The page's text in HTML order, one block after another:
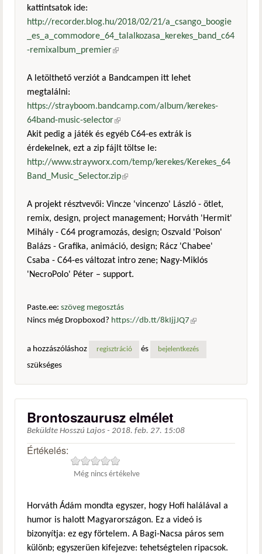
kattintsatok ide:
http://recorder.blog.hu/2018/02/21/a_csango_boogie
_es_a_commodore_64_talalkozasa_kerekes_band_c64
-remixalbum_premier(külső hivatkozás)
A letölthető verziót a Bandcampen itt lehet
megtalálni:
https://strayboom.bandcamp.com/album/kerekes-
64band-music-selector(külső hivatkozás)
Akit pedig a játék és egyéb C64-es extrák is
érdekelnek, ezt a zip fájlt töltse le:
http://www.strayworx.com/temp/kerekes/Kerekes_64
Band_Music_Selector.zip(külső hivatkozás)
A projekt résztvevői: Vincze 'vincenzo' László - ötlet,
remix, design, project management; Horváth 'Hermit'
Mihály - C64 programozás, design; Oszvald 'Poison'
Balázs - Grafika, animáció, design; Rácz 'Chabee'
Csaba - C64-es változat intro zene; Nagy-Miklós
'NecroPolo' Péter – support.
Paste.ee: szöveg megosztás
Nincs még Dropboxod? https://db.tt/8kIjjJQ7 (külső
a hozzászóláshoz
regisztráció és bejelentkezés
szükséges
Brontoszaurusz elmélet
Beküldte Hosszú Lajos - 2018. feb. 27. 15:08
Értékelés:
Még nincs értékelve
Horváth Ádám mondta egyszer, hogy Hofi halálával a
humor is halott Magyarországon. Ez a videó is
bizonyítja: ez egy förtelem. A Bagi-Nacsa páros sem
különb; egyszerüen kifejezve: tehetségtelen ripacsok.